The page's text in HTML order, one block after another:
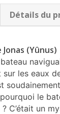
Détails du
(Yûnus)
sur les eaux
soudainement
le
? C’était un